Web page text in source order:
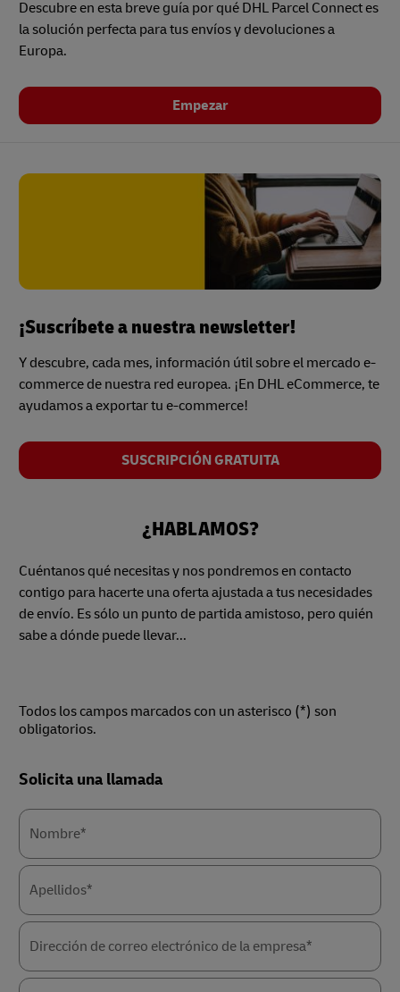
Descubre en esta breve guía por qué DHL Parcel Connect es
la solución perfecta para tus envíos y devoluciones a
Europa.
Empezar
¡Suscríbete a nuestra newsletter!
Y descubre, cada mes, información útil sobre el mercado e-
commerce de nuestra red europea. ¡En DHL eCommerce, te
ayudamos a exportar tu e-commerce!
SUSCRIPCIÓN GRATUITA
¿HABLAMOS?
Cuéntanos qué necesitas y nos pondremos en contacto
contigo para hacerte una oferta ajustada a tus necesidades
de envío. Es sólo un punto de partida amistoso, pero quién
sabe a dónde puede llevar...
Todos los campos marcados con un asterisco (*) son
obligatorios.
Solicita una llamada
Nombre*
Apellidos*
Dirección de correo electrónico de la empresa*